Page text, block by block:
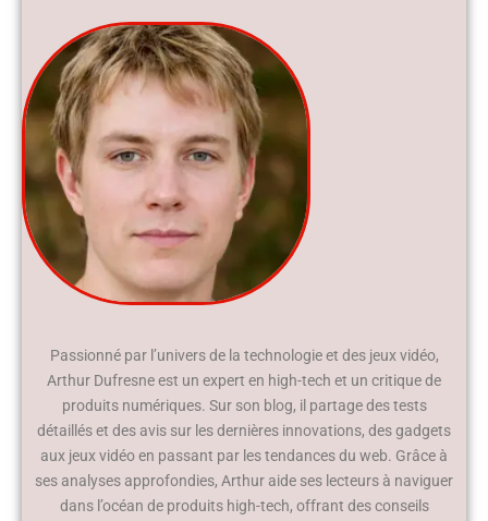
Passionné par l’univers de la technologie et des jeux vidéo,
Arthur Dufresne est un expert en high-tech et un critique de
produits numériques. Sur son blog, il partage des tests
détaillés et des avis sur les dernières innovations, des gadgets
aux jeux vidéo en passant par les tendances du web. Grâce à
ses analyses approfondies, Arthur aide ses lecteurs à naviguer
dans l’océan de produits high-tech, offrant des conseils